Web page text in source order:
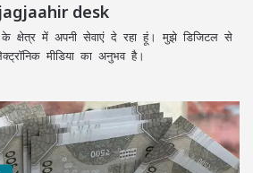
jagjaahir desk
के क्षेत्र में अपनी सेवाएं दे रहा हूं। मुझे डिजिटल से
मीडिया का अनुभव है।